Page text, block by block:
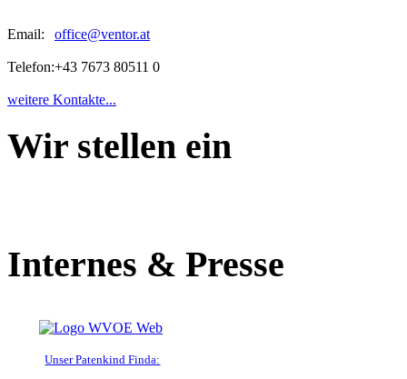
Email: office@ventor.at
Telefon:+43 7673 80511 0
weitere Kontakte...
Wir stellen ein
Internes & Presse
Unser Patenkind Finda: